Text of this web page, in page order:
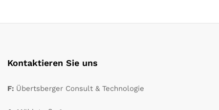
Kontaktieren Sie uns
F: Übertsberger Consult & Technologie